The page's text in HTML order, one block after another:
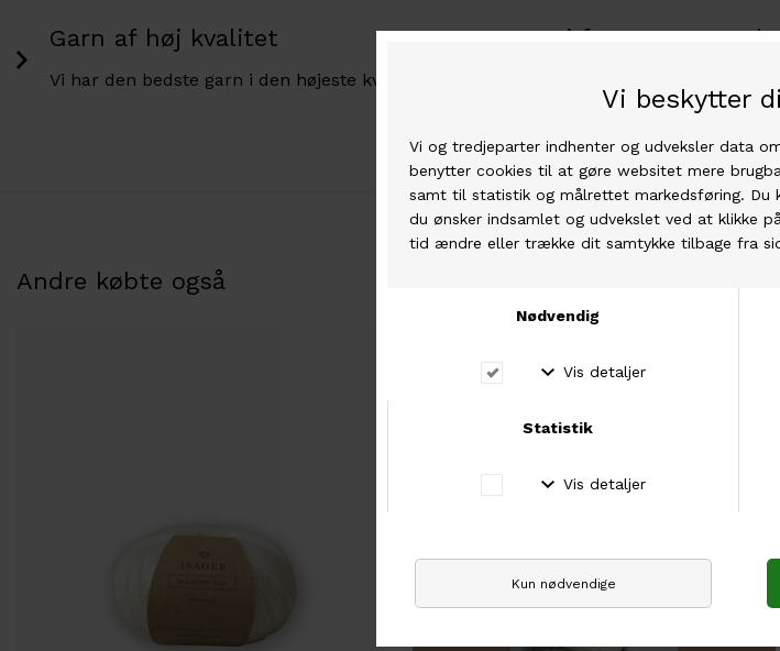
Garn af høj kvalitet
Vi har den bedste garn i den højeste kvalitet.
Fri fragt over 500 kr
Andre købte også